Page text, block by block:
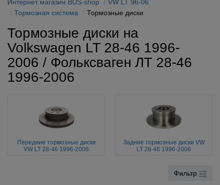
Интернет магазин BUS-shop
VW LT 96-06
Тормозная система
Тормозные диски
Тормозные диски на
Volkswagen LT 28-46 1996-
2006 / Фольксваген ЛТ 28-46
1996-2006
Передние тормозные диски
VW LT 28-46 1996-2006
Задние тормозные диски VW
LT 28-46 1996-2006
Фильтр